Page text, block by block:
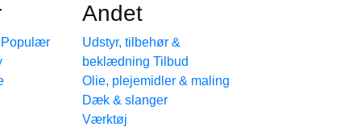
Andet
Udstyr, tilbehør &
beklædning
Olie, plejemidler & maling
Dæk & slanger
Værktøj